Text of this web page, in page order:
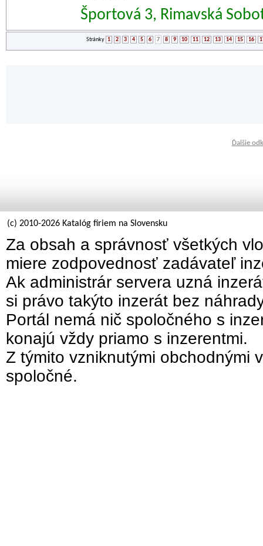
Športová 3, Rimavská
Stránky 1 2 3 4 5 6 7 8 9 10 11 12 13 14 15 16
Ďalšie
(c) 2010-2026 Katalóg firiem na Slovensku
Za obsah a správnosť všetkých
miere zodpovednosť zadávateľ
Ak administrár servera uzná
si právo takýto inzerát bez
Portál nemá nič spoločného s
konajú vždy priamo s inzerentmi.
Z týmito vzniknutými obchodnými
spoločné.